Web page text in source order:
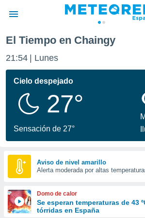
de
por
se
calidad.
a este
las
y
forma
digital
basada
El Tiempo en Chaingy
21:54 Lunes
Cielo despejado
27°
Sensación de 27°
Aviso de nivel amarillo
Alerta moderada por altas
Domo de calor
Se esperan temperaturas de 43
tórridas en España